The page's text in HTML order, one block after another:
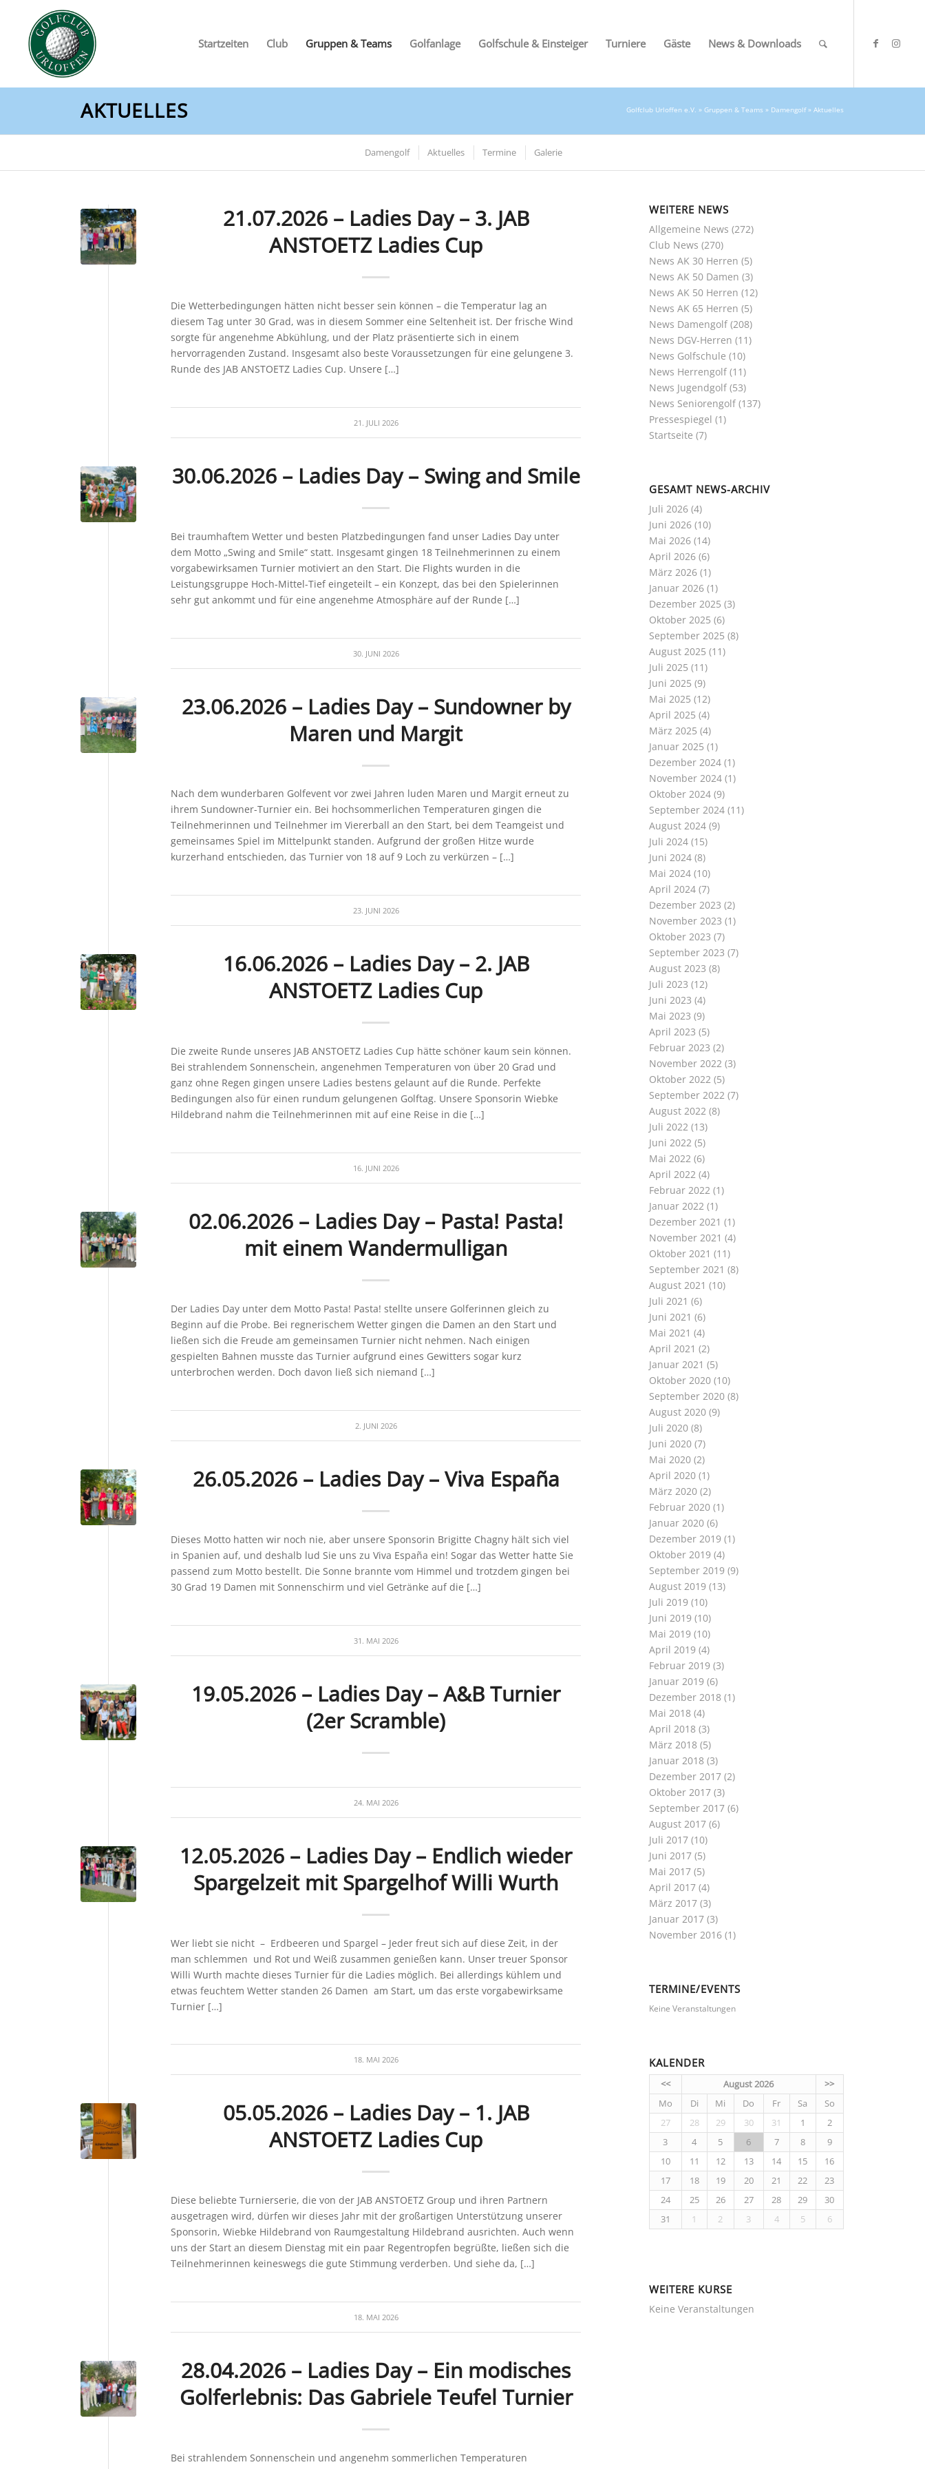
Startzeiten Club Gruppen & Teams Golfanlage Golfschule & Einsteiger Turniere Gäste News & Downloads
AKTUELLES Golfclub Urloffen e.V. »Gruppen & Teams » Damengolf» Aktuelles
Damengolf Aktuelles Termine Galerie
21.07.2026 – Ladies Day – 3. JAB
ANSTOETZ Ladies Cup
Die Wetterbedingungen hätten nicht besser sein können – die Temperatur lag an
diesem Tag unter 30 Grad, was in diesem Sommer eine Seltenheit ist. Der frische Wind
sorgte für angenehme Abkühlung, und der Platz präsentierte sich in einem
hervorragenden Zustand. Insgesamt also beste Voraussetzungen für eine gelungene 3.
Runde des JAB ANSTOETZ Ladies Cup. Unsere […]
21. JULI 2026
30.06.2026 – Ladies Day – Swing and Smile
Bei traumhaftem Wetter und besten Platzbedingungen fand unser Ladies Day unter
dem Motto „Swing and Smile“ statt. Insgesamt gingen 18 Teilnehmerinnen zu einem
vorgabewirksamen Turnier motiviert an den Start. Die Flights wurden in die
Leistungsgruppe Hoch-Mittel-Tief eingeteilt – ein Konzept, das bei den Spielerinnen
sehr gut ankommt und für eine angenehme Atmosphäre auf der Runde […]
30. JUNI 2026
23.06.2026 – Ladies Day – Sundowner by
Maren und Margit
Nach dem wunderbaren Golfevent vor zwei Jahren luden Maren und Margit erneut zu
ihrem Sundowner-Turnier ein. Bei hochsommerlichen Temperaturen gingen die
Teilnehmerinnen und Teilnehmer im Viererball an den Start, bei dem Teamgeist und
gemeinsames Spiel im Mittelpunkt standen. Aufgrund der großen Hitze wurde
kurzerhand entschieden, das Turnier von 18 auf 9 Loch zu verkürzen – […]
23. JUNI 2026
16.06.2026 – Ladies Day – 2. JAB
ANSTOETZ Ladies Cup
Die zweite Runde unseres JAB ANSTOETZ Ladies Cup hätte schöner kaum sein können.
Bei strahlendem Sonnenschein, angenehmen Temperaturen von über 20 Grad und
ganz ohne Regen gingen unsere Ladies bestens gelaunt auf die Runde. Perfekte
Bedingungen also für einen rundum gelungenen Golftag. Unsere Sponsorin Wiebke
Hildebrand nahm die Teilnehmerinnen mit auf eine Reise in die […]
16. JUNI 2026
02.06.2026 – Ladies Day – Pasta! Pasta!
mit einem Wandermulligan
Der Ladies Day unter dem Motto Pasta! Pasta! stellte unsere Golferinnen gleich zu
Beginn auf die Probe. Bei regnerischem Wetter gingen die Damen an den Start und
ließen sich die Freude am gemeinsamen Turnier nicht nehmen. Nach einigen
gespielten Bahnen musste das Turnier aufgrund eines Gewitters sogar kurz
unterbrochen werden. Doch davon ließ sich niemand […]
2. JUNI 2026
26.05.2026 – Ladies Day – Viva España
Dieses Motto hatten wir noch nie, aber unsere Sponsorin Brigitte Chagny hält sich viel
in Spanien auf, und deshalb lud Sie uns zu Viva España ein! Sogar das Wetter hatte Sie
passend zum Motto bestellt. Die Sonne brannte vom Himmel und trotzdem gingen bei
30 Grad 19 Damen mit Sonnenschirm und viel Getränke auf die […]
31. MAI 2026
19.05.2026 – Ladies Day – A&B Turnier
(2er Scramble)
24. MAI 2026
12.05.2026 – Ladies Day – Endlich wieder
Spargelzeit mit Spargelhof Willi Wurth
Wer liebt sie nicht – Erdbeeren und Spargel – Jeder freut sich auf diese Zeit, in der
man schlemmen und Rot und Weiß zusammen genießen kann. Unser treuer Sponsor
Willi Wurth machte dieses Turnier für die Ladies möglich. Bei allerdings kühlem und
etwas feuchtem Wetter standen 26 Damen am Start, um das erste vorgabewirksame
Turnier […]
18. MAI 2026
05.05.2026 – Ladies Day – 1. JAB
ANSTOETZ Ladies Cup
Diese beliebte Turnierserie, die von der JAB ANSTOETZ Group und ihren Partnern
ausgetragen wird, dürfen wir dieses Jahr mit der großartigen Unterstützung unserer
Sponsorin, Wiebke Hildebrand von Raumgestaltung Hildebrand ausrichten. Auch wenn
uns der Start an diesem Dienstag mit ein paar Regentropfen begrüßte, ließen sich die
Teilnehmerinnen keineswegs die gute Stimmung verderben. Und siehe da, […]
18. MAI 2026
28.04.2026 – Ladies Day – Ein modisches
Golferlebnis: Das Gabriele Teufel Turnier
Bei strahlendem Sonnenschein und angenehm sommerlichen Temperaturen
WEITERE NEWS
Allgemeine News (272)
Club News (270)
News AK 30 Herren (5)
News AK 50 Damen (3)
News AK 50 Herren (12)
News AK 65 Herren (5)
News Damengolf(208)
News DGV-Herren (11)
News Golfschule (10)
News Herrengolf(11)
News Jugendgolf(53)
News Seniorengolf(137)
Pressespiegel (1)
Startseite (7)
GESAMT NEWS-ARCHIV
Juli 2026(4)
Juni 2026(10)
Mai 2026(14)
April 2026(6)
März 2026(1)
Januar 2026(1)
Dezember 2025 (3)
Oktober 2025 (6)
September 2025 (8)
August 2025 (11)
Juli 2025 (11)
Juni 2025 (9)
Mai 2025 (12)
April 2025 (4)
März 2025 (4)
Januar 2025 (1)
Dezember 2024(1)
November 2024(1)
Oktober 2024(9)
September 2024(11)
August 2024(9)
Juli 2024(15)
Juni 2024(8)
Mai 2024(10)
April 2024(7)
Dezember 2023 (2)
November 2023 (1)
Oktober 2023 (7)
September 2023 (7)
August 2023 (8)
Juli 2023 (12)
Juni 2023 (4)
Mai 2023 (9)
April 2023 (5)
Februar 2023 (2)
November 2022(3)
Oktober 2022(5)
September 2022(7)
August 2022(8)
Juli 2022(13)
Juni 2022(5)
Mai 2022(6)
April 2022(4)
Februar 2022(1)
Januar 2022(1)
Dezember 2021 (1)
November 2021 (4)
Oktober 2021 (11)
September 2021 (8)
August 2021 (10)
Juli 2021 (6)
Juni 2021 (6)
Mai 2021 (4)
April 2021 (2)
Januar 2021 (5)
Oktober 2020(10)
September 2020(8)
August 2020(9)
Juli 2020(8)
Juni 2020(7)
Mai 2020(2)
April 2020(1)
März 2020(2)
Februar 2020(1)
Januar 2020(6)
Dezember 2019(1)
Oktober 2019(4)
September 2019(9)
August 2019(13)
Juli 2019(10)
Juni 2019(10)
Mai 2019(10)
April 2019(4)
Februar 2019(3)
Januar 2019(6)
Dezember 2018(1)
Mai 2018(4)
April 2018(3)
März 2018(5)
Januar 2018(3)
Dezember 2017(2)
Oktober 2017(3)
September 2017(6)
August 2017(6)
Juli 2017(10)
Juni 2017(5)
Mai 2017(5)
April 2017(4)
März 2017(3)
Januar 2017(3)
November 2016(1)
TERMINE/EVENTS
Keine Veranstaltungen
KALENDER
<< August 2026
>>
Mo
Di Mi Do Fr Sa
So
27
28 29 30 31 1
2
3
4 5 6 7 8
9
10
11 12 13 14 15
16
17
18 19 20 21 22
23
24
25 26 27 28 29
30
31
1 2 3 4 5 6
WEITERE KURSE
Keine Veranstaltungen